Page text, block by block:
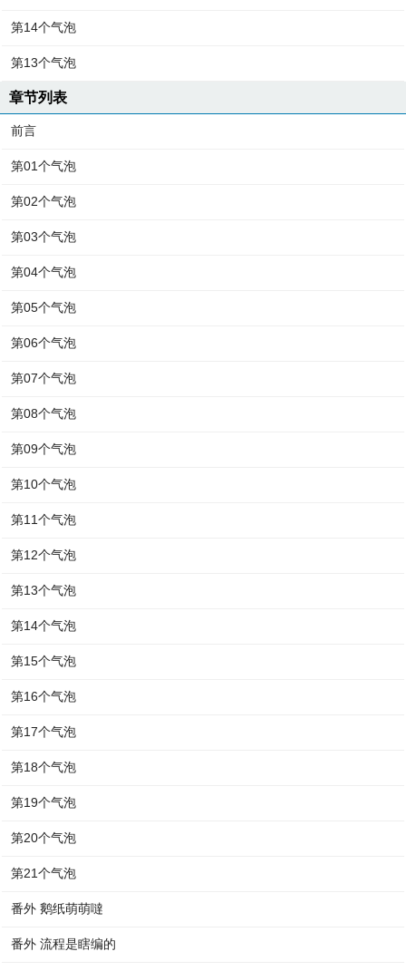
第14个气泡
第13个气泡
章节列表
前言
第01个气泡
第02个气泡
第03个气泡
第04个气泡
第05个气泡
第06个气泡
第07个气泡
第08个气泡
第09个气泡
第10个气泡
第11个气泡
第12个气泡
第13个气泡
第14个气泡
第15个气泡
第16个气泡
第17个气泡
第18个气泡
第19个气泡
第20个气泡
第21个气泡
番外 鹅纸萌萌噠
番外 流程是瞎编的